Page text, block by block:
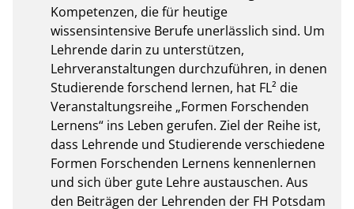
Kompetenzen, die für heutige
wissensintensive Berufe unerlässlich sind. Um
Lehrende darin zu unterstützen,
Lehrveranstaltungen durchzuführen, in denen
Studierende forschend lernen, hat FL² die
Veranstaltungsreihe „Formen Forschenden
Lernens“ ins Leben gerufen. Ziel der Reihe ist,
dass Lehrende und Studierende verschiedene
Formen Forschenden Lernens kennenlernen
und sich über gute Lehre austauschen. Aus
den Beiträgen der Lehrenden der FH Potsdam